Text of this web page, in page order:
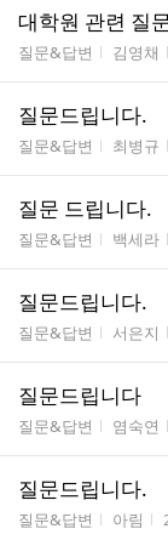
대학원 관련 질
게시판명
질문&답변 작성자
김영채
질문드립니다.
게시판명
질문&답변 작성자
최병규
질문 드립니다.
게시판명
질문&답변 작성자
백세라
질문드립니다.
게시판명
질문&답변 작성자
서은지
질문드립니다
게시판명
질문&답변 작성자
염숙연
질문드립니다.
게시판명
질문&답변 작성자
아림